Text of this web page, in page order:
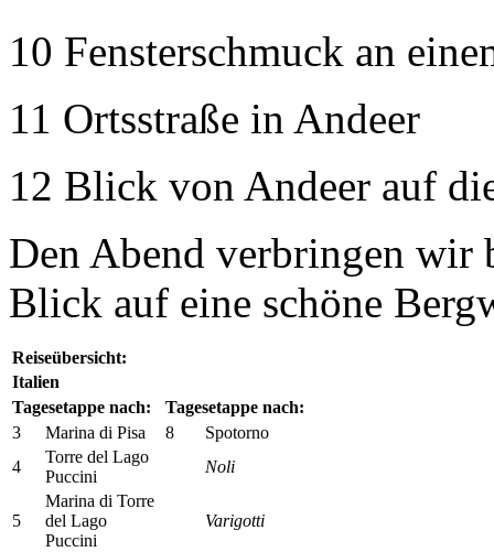
10 Fensterschmuck an
11 Ortsstraße in Andeer
12 Blick von Andeer auf
Den Abend verbringen wir
Blick auf eine schöne
Reiseübersicht:
Italien
Tagesetappe nach:
Tagesetappe nach:
3
Marina di Pisa 8
Spotorno
4
Torre del Lago
Puccini
Noli
5
Marina di Torre
del Lago
Puccini
Varigotti